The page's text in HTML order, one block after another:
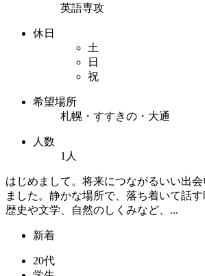
英語専攻
休日
土
日
祝
希望場所
札幌・すすきの・大通
人数
1人
はじめまして。将来につながるいい出
ました。静かな場所で、落ち着いて話す
歴史や文学、自然のしくみなど、...
新着
20代